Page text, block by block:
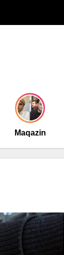
Maqazin